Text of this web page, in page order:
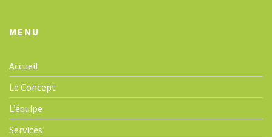
MENU
Accueil
Le Concept
L’équipe
Services